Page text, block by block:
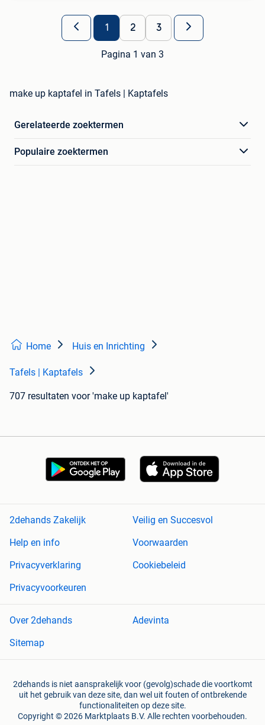
1 2 3
Pagina 1 van 3
make up kaptafel in Tafels | Kaptafels
Gerelateerde zoektermen
Populaire zoektermen
Home Huis en Inrichting
Tafels | Kaptafels
707 resultaten voor 'make up kaptafel'
2dehands Zakelijk
Veilig en Succesvol
Help en info
Voorwaarden
Privacyverklaring
Cookiebeleid
Privacyvoorkeuren
Over 2dehands
Adevinta
Sitemap
2dehands is niet aansprakelijk voor (gevolg)schade die voortkomt
uit het gebruik van deze site, dan wel uit fouten of ontbrekende
functionaliteiten op deze site.
Copyright © 2026 Marktplaats B.V. Alle rechten voorbehouden.